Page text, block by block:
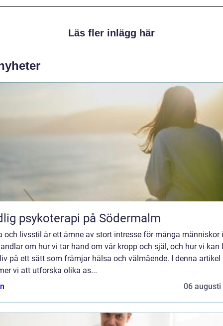
Läs fler inlägg här
psykoterapi på Södermalm
och livsstil är ett ämne av stort intresse för många människor
om hur vi tar hand om vår kropp och själ, och hur vi kan
på ett sätt som främjar hälsa och välmående. I denna artikel
vi att utforska olika as...
06 augusti